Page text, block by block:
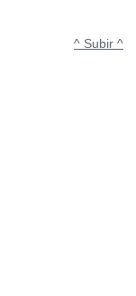
^ Subir ^